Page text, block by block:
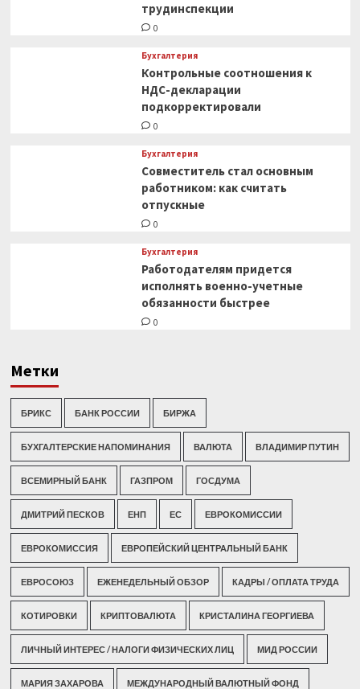
трудинспекции
0
Бухгалтерия
Контрольные соотношения к
НДС-декларации
подкорректировали
0
Бухгалтерия
Совместитель стал основным
работником: как считать
отпускные
0
Бухгалтерия
Работодателям придется
исполнять военно-учетные
обязанности быстрее
0
Метки
БРИКС БАНК РОССИИ БИРЖА
БУХГАЛТЕРСКИЕ НАПОМИНАНИЯ ВАЛЮТА ВЛАДИМИР ПУТИН
ВСЕМИРНЫЙ БАНК ГАЗПРОМ ГОСДУМА
ДМИТРИЙ ПЕСКОВ ЕНП ЕС ЕВРОКОМИССИИ
ЕВРОКОМИССИЯ ЕВРОПЕЙСКИЙ ЦЕНТРАЛЬНЫЙ БАНК
ЕВРОСОЮЗ ЕЖЕНЕДЕЛЬНЫЙ ОБЗОР КАДРЫ / ОПЛАТА ТРУДА
КОТИРОВКИ КРИПТОВАЛЮТА КРИСТАЛИНА ГЕОРГИЕВА
ЛИЧНЫЙ ИНТЕРЕС / НАЛОГИ ФИЗИЧЕСКИХ ЛИЦ МИД РОССИИ
МАРИЯ ЗАХАРОВА МЕЖДУНАРОДНЫЙ ВАЛЮТНЫЙ ФОНД